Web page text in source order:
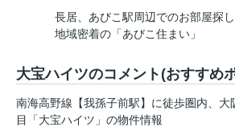
長居、あびこ駅周辺でのお部屋探
地域密着の「あびこ住まい」
大宝ハイツのコメント(おすすめ
南海高野線【我孫子前駅】に徒歩圏内、大
目「大宝ハイツ」の物件情報